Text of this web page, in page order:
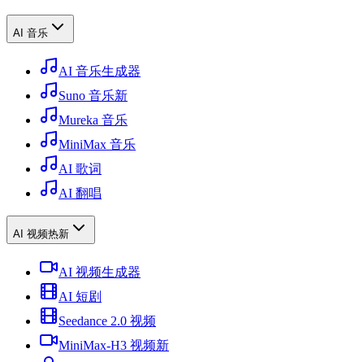
AI 音乐
AI 音乐生成器
Suno 音乐新
Mureka 音乐
MiniMax 音乐
AI 歌词
AI 翻唱
AI 视频热新
AI 视频生成器
AI 短剧
Seedance 2.0 视频
MiniMax-H3 视频新